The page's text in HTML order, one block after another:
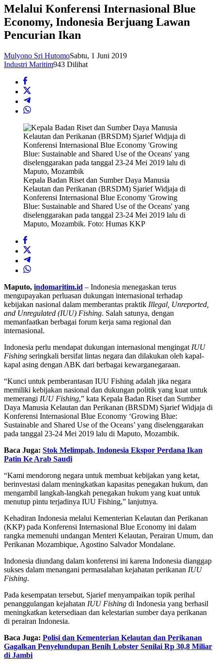
Melalui Konferensi Internasional Blue
Economy, Indonesia Berjuang Lawan
Pencurian Ikan
Mulyono Sri HutomoSabtu, 1 Juni 2019
Industri Maritim943 Dilihat
Kepala Badan Riset dan Sumber Daya Manusia
Kelautan dan Perikanan (BRSDM) Sjarief Widjaja di
Konferensi Internasional Blue Economy 'Growing
Blue: Sustainable and Shared Use of the Oceans' yang
diselenggarakan pada tanggal 23-24 Mei 2019 lalu di
Maputo, Mozambik. Foto: Humas KKP
Maputo, indomaritim.id – Indonesia menegaskan terus
mengupayakan perluasan dukungan internasional terhadap
kebijakan nasional dalam memberantas praktik Illegal, Unreported,
and Unregulated (IUU) Fishing. Salah satunya, dengan
memanfaatkan berbagai forum kerja sama regional dan
internasional.
Indonesia perlu mendapat dukungan internasional mengingat IUU
Fishing seringkali bersifat lintas negara dan dilakukan oleh kapal-
kapal asing dengan ABK dari berbagai kewarganegaraan.
“Kunci untuk pemberantasan IUU Fishing adalah jika negara
memiliki kebijakan nasional dan dukungan politik yang kuat untuk
memerangi IUU Fishing,” kata Kepala Badan Riset dan Sumber
Daya Manusia Kelautan dan Perikanan (BRSDM) Sjarief Widjaja di
Konferensi Internasional Blue Economy ‘Growing Blue:
Sustainable and Shared Use of the Oceans’ yang diselenggarakan
pada tanggal 23-24 Mei 2019 lalu di Maputo, Mozambik.
Baca Juga: Stok Melimpah, Indonesia Ekspor Perdana Ikan
Patin Ke Arab Saudi
“Kami mendorong negara untuk membuat kebijakan yang ketat,
berinvestasi dalam meningkatkan kapasitas penegakan hukum, dan
mengambil langkah-langkah penegakan hukum yang kuat untuk
menutup pintu terjadinya IUU Fishing,” lanjutnya.
Kehadiran Indonesia melalui Kementerian Kelautan dan Perikanan
(KKP) pada Konferensi Internasional Blue Economy ini dalam
rangka memenuhi undangan Menteri Kelautan, Perairan Umum, dan
Perikanan Mozambique, Agostino Salvador Mondalane.
Indonesia diundang dalam konferensi ini karena Indonesia dianggap
sukses dalam menangani permasalahan kejahatan perikanan IUU
Fishing.
Pada kesempatan tersebut, Sjarief menyampaikan topik perihal
penanggulangan kejahatan IUU Fishing di Indonesia yang berhasil
meningkatkan ketersediaan dan kelestarian sumber daya perikanan
di perairan Indonesia.
Baca Juga: Polisi dan Kementerian Kelautan dan Perikanan
Gagalkan Penyelundupan Benih Lobster Senilai Rp 30,8 Miliar
di Jambi